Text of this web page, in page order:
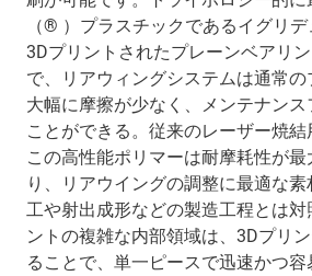
（® ）プラスチックであるイグリ
3Dプリントされたプレーンベアリ
で、リアウィングシステムは通常
大幅に摩擦が少なく、メンテナン
ことができる。従来のレーザー焼結
この高性能ポリマーは耐摩耗性が
り、リアウイングの調整に最適な
工や射出成形などの製造工程とは
ントの複雑な内部領域は、3Dプリ
ることで、単一ピースで迅速かつ